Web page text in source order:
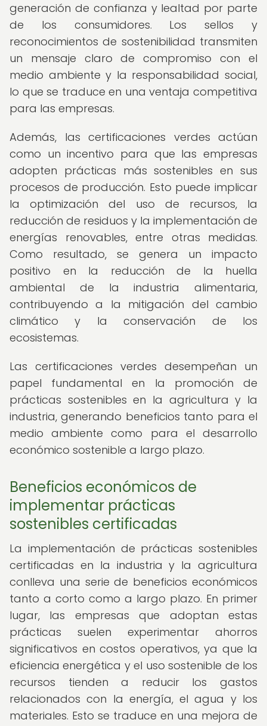
generación de confianza y lealtad por parte
de los consumidores. Los sellos y
reconocimientos de sostenibilidad transmiten
un mensaje claro de compromiso con el
medio ambiente y la responsabilidad social,
lo que se traduce en una ventaja competitiva
para las empresas.
Además, las certificaciones verdes actúan
como un incentivo para que las empresas
adopten prácticas más sostenibles en sus
procesos de producción. Esto puede implicar
la optimización del uso de recursos, la
reducción de residuos y la implementación de
energías renovables, entre otras medidas.
Como resultado, se genera un impacto
positivo en la reducción de la huella
ambiental de la industria alimentaria,
contribuyendo a la mitigación del cambio
climático y la conservación de los
ecosistemas.
Las certificaciones verdes desempeñan un
papel fundamental en la promoción de
prácticas sostenibles en la agricultura y la
industria, generando beneficios tanto para el
medio ambiente como para el desarrollo
económico sostenible a largo plazo.
Beneficios económicos de
implementar prácticas
sostenibles certificadas
La implementación de prácticas sostenibles
certificadas en la industria y la agricultura
conlleva una serie de beneficios económicos
tanto a corto como a largo plazo. En primer
lugar, las empresas que adoptan estas
prácticas suelen experimentar ahorros
significativos en costos operativos, ya que la
eficiencia energética y el uso sostenible de los
recursos tienden a reducir los gastos
relacionados con la energía, el agua y los
materiales. Esto se traduce en una mejora de